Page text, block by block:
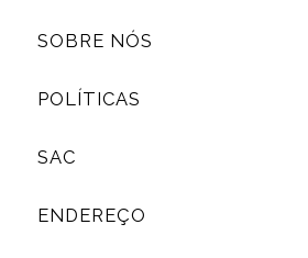
SOBRE NÓS
POLÍTICAS
SAC
ENDEREÇO